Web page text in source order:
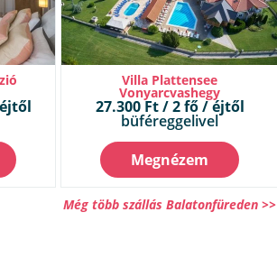
Villa Plattensee
Vonyarcvashegy
27.300 Ft / 2 fő / éjtől
büféreggelivel
Megnézem
Még több szállás Balatonfüreden >>